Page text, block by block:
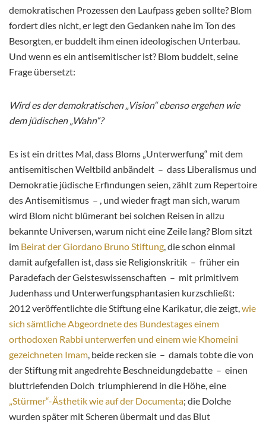
demokratischen Prozessen den Laufpass geben sollte? Blom
fordert dies nicht, er legt den Gedanken nahe im Ton des
Besorgten, er buddelt ihm einen ideologischen Unterbau.
Und wenn es ein antisemitischer ist? Blom buddelt, seine
Frage übersetzt:
Wird es der demokratischen „Vision“ ebenso ergehen wie
dem jüdischen „Wahn“?
Es ist ein drittes Mal, dass Bloms „Unterwerfung“ mit dem
antisemitischen Weltbild anbändelt – dass Liberalismus und
Demokratie jüdische Erfindungen seien, zählt zum Repertoire
des Antisemitismus – , und wieder fragt man sich, warum
wird Blom nicht blümerant bei solchen Reisen in allzu
bekannte Universen, warum nicht eine Zeile lang? Blom sitzt
im Beirat der Giordano Bruno Stiftung, die schon einmal
damit aufgefallen ist, dass sie Religionskritik – früher ein
Paradefach der Geisteswissenschaften – mit primitivem
Judenhass und Unterwerfungsphantasien kurzschließt:
2012 veröffentlichte die Stiftung eine Karikatur, die zeigt,wie
sich sämtliche Abgeordnete des Bundestages einem
orthodoxen Rabbi unterwerfen und einem wie Khomeini
gezeichneten Imam, beide recken sie – damals tobte die von
der Stiftung mit angedrehte Beschneidungdebatte – einen
bluttriefenden Dolch triumphierend in die Höhe, eine
„Stürmer“-Ästhetik wie auf der Documenta; die Dolche
wurden später mit Scheren übermalt und das Blut